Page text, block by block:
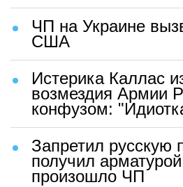
ЧП на Украине
США
Истерика Каллас
возмездия Армии
конфузом:
Запретил
получил
произошло ЧП